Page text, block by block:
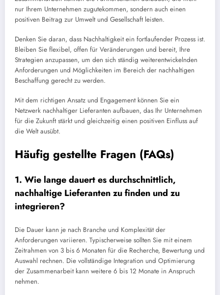
nur Ihrem Unternehmen zugutekommen, sondern auch einen
positiven Beitrag zur Umwelt und Gesellschaft leisten.
Denken Sie daran, dass Nachhaltigkeit ein fortlaufender Prozess ist.
Bleiben Sie flexibel, offen für Veränderungen und bereit, Ihre
Strategien anzupassen, um den sich ständig weiterentwickelnden
Anforderungen und Möglichkeiten im Bereich der nachhaltigen
Beschaffung gerecht zu werden.
Mit dem richtigen Ansatz und Engagement können Sie ein
Netzwerk nachhaltiger Lieferanten aufbauen, das Ihr Unternehmen
für die Zukunft stärkt und gleichzeitig einen positiven Einfluss auf
die Welt ausübt.
Häufig gestellte Fragen (FAQs)
1. Wie lange dauert es durchschnittlich,
nachhaltige Lieferanten zu finden und zu
integrieren?
Die Dauer kann je nach Branche und Komplexität der
Anforderungen variieren. Typischerweise sollten Sie mit einem
Zeitrahmen von 3 bis 6 Monaten für die Recherche, Bewertung und
Auswahl rechnen. Die vollständige Integration und Optimierung
der Zusammenarbeit kann weitere 6 bis 12 Monate in Anspruch
nehmen.